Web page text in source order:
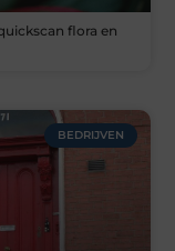
flora en
BEDRIJVEN